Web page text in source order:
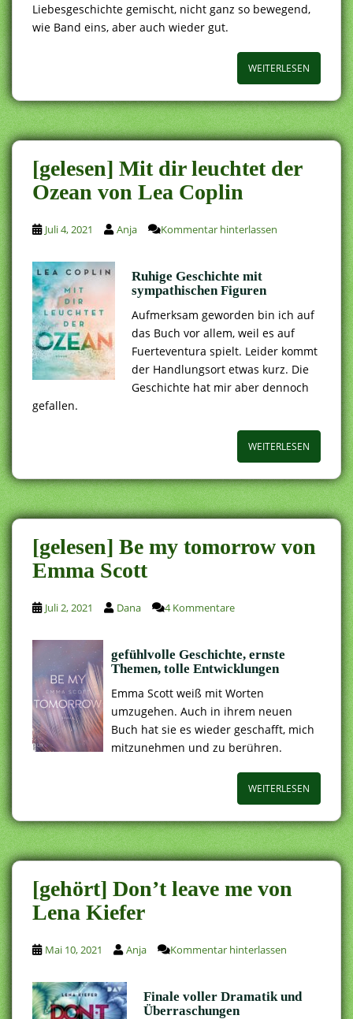
Liebesgeschichte gemischt, nicht ganz so bewegend,
wie Band eins, aber auch wieder gut.
WEITERLESEN
[gelesen] Mit dir leuchtet der
Ozean von Lea Coplin
Juli 4, 2021 Anja Kommentar hinterlassen
Ruhige Geschichte mit
sympathischen Figuren
Aufmerksam geworden bin ich auf
das Buch vor allem, weil es auf
Fuerteventura spielt. Leider kommt
der Handlungsort etwas kurz. Die
Geschichte hat mir aber dennoch
gefallen.
WEITERLESEN
[gelesen] Be my tomorrow von
Emma Scott
Juli 2, 2021 Dana 4 Kommentare
gefühlvolle Geschichte, ernste
Themen, tolle Entwicklungen
Emma Scott weiß mit Worten
umzugehen. Auch in ihrem neuen
Buch hat sie es wieder geschafft, mich
mitzunehmen und zu berühren.
WEITERLESEN
[gehört] Don’t leave me von
Lena Kiefer
Mai 10, 2021 Anja Kommentar hinterlassen
Finale voller Dramatik und
Überraschungen